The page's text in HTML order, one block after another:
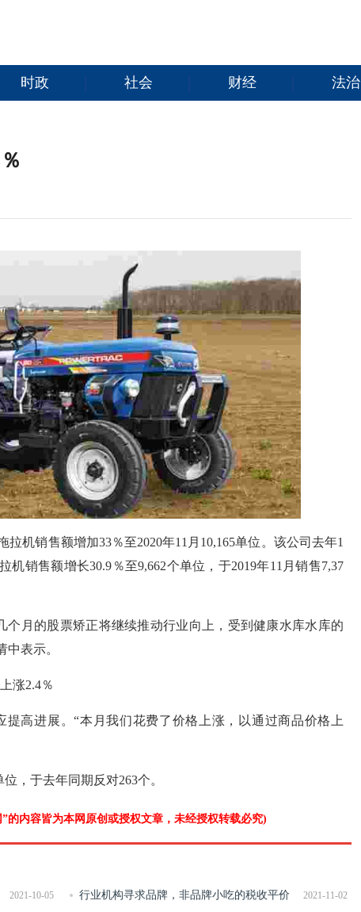
时政 社会 财经 法治
机销售额增加33％至2020年11月10,165单位。该公司去年1
机销售额增长30.9％至9,662个单位，于2019年11月销售7,37
个月的股票矫正将继续推动行业向上，受到健康水库水库的
中表示。
涨2.4％
高进展。“本月我们花费了价格上涨，以通过商品价格上
，于去年同期反对263个。
的内容皆为本网原创或授权文章，未经授权转载必究)
2021-10-05 2021-11-02
行业机构寻求品牌，非品牌小吃的税收平价